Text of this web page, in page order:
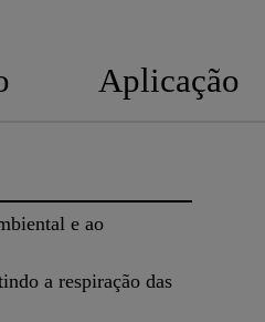
Aplicação
e ao
a respiração das